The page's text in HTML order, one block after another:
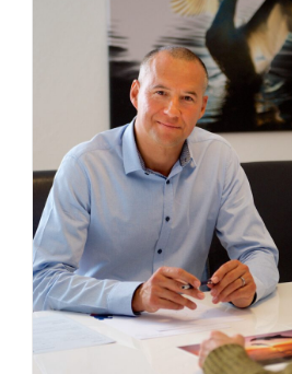
Scheitern
Und
Misserfolgen
In
Leben
Und
Beruf